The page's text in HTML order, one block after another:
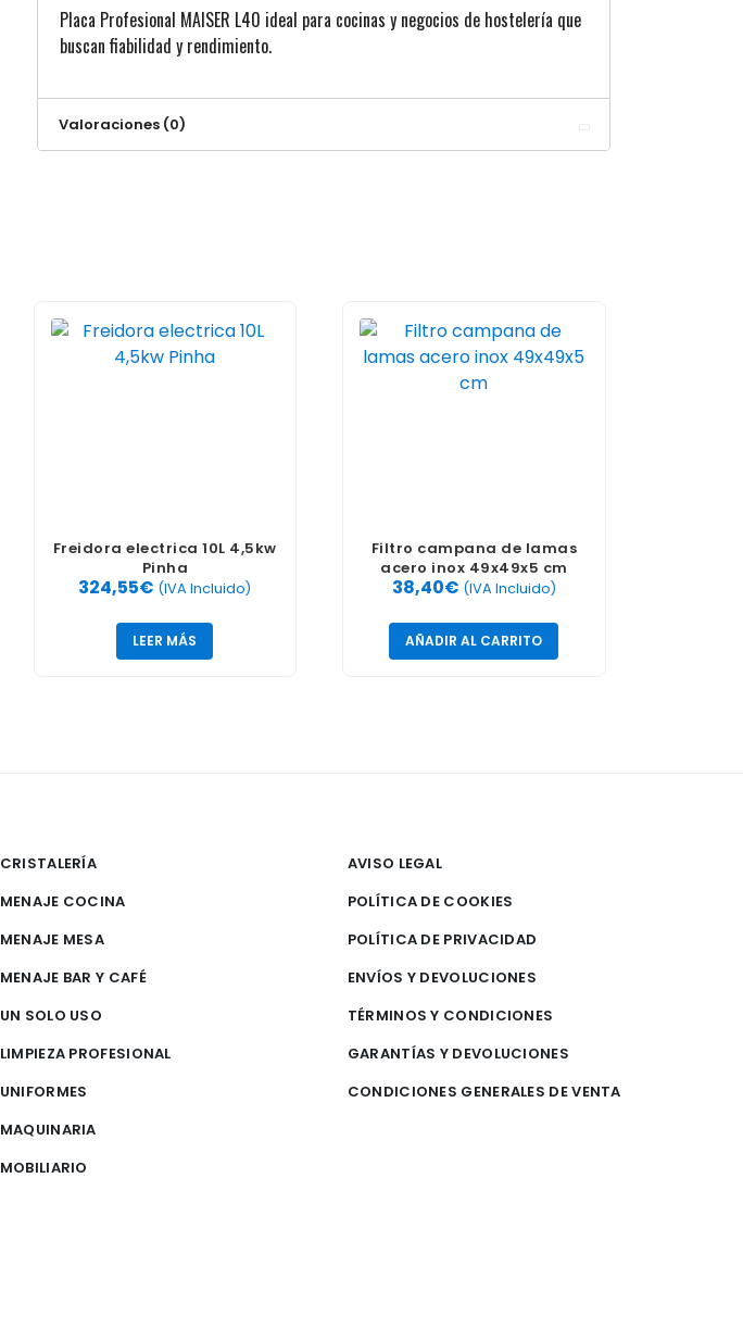
Placa Profesional MAISER L40 ideal para cocinas y negocios de hostelería que
buscan fiabilidad y rendimiento.
Valoraciones (0)
Freidora electrica 10L 4,5kw
Pinha
324,55€ (IVA Incluido)
LEER MÁS
Filtro campana de lamas
acero inox 49x49x5 cm
38,40€ (IVA Incluido)
AÑADIR AL CARRITO
CRISTALERÍA
MENAJE COCINA
MENAJE MESA
MENAJE BAR Y CAFÉ
UN SOLO USO
LIMPIEZA PROFESIONAL
UNIFORMES
MAQUINARIA
MOBILIARIO
AVISO LEGAL
POLÍTICA DE COOKIES
POLÍTICA DE PRIVACIDAD
ENVÍOS Y DEVOLUCIONES
TÉRMINOS Y CONDICIONES
GARANTÍAS Y DEVOLUCIONES
CONDICIONES GENERALES DE VENTA